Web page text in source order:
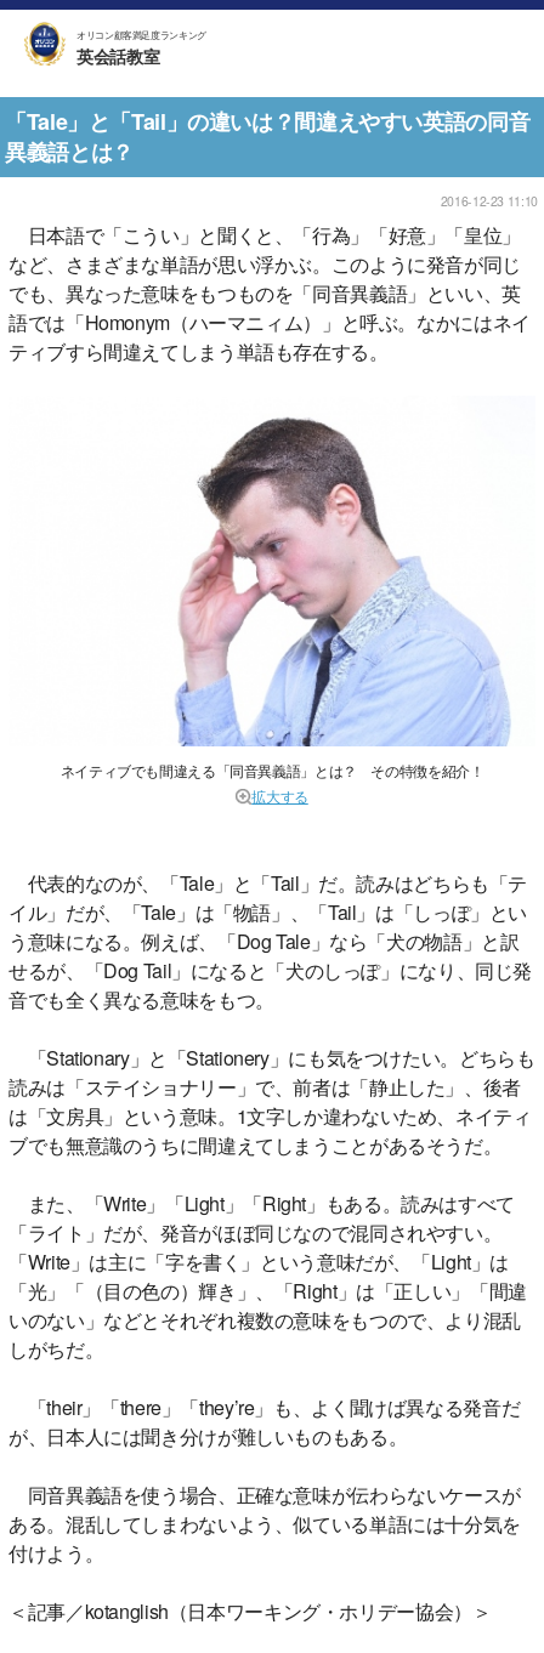
オリコン顧客満足度ランキング
英会話教室
「Tale」と「Tail」の違いは？間違えやすい英語の同音
異義語とは？
2016-12-23 11:10
日本語で「こうい」と聞くと、「行為」「好意」「皇位」
など、さまざまな単語が思い浮かぶ。このように発音が同じ
でも、異なった意味をもつものを「同音異義語」といい、英
語では「Homonym（ハーマニィム）」と呼ぶ。なかにはネイ
ティブすら間違えてしまう単語も存在する。
ネイティブでも間違える「同音異義語」とは？ その特徴を紹介！
拡大する
代表的なのが、「Tale」と「Tail」だ。読みはどちらも「テ
イル」だが、「Tale」は「物語」、「Tail」は「しっぽ」とい
う意味になる。例えば、「Dog Tale」なら「犬の物語」と訳
せるが、「Dog Tail」になると「犬のしっぽ」になり、同じ発
音でも全く異なる意味をもつ。
「Stationary」と「Stationery」にも気をつけたい。どちらも
読みは「ステイショナリー」で、前者は「静止した」、後者
は「文房具」という意味。1文字しか違わないため、ネイティ
ブでも無意識のうちに間違えてしまうことがあるそうだ。
また、「Write」「Light」「Right」もある。読みはすべて
「ライト」だが、発音がほぼ同じなので混同されやすい。
「Write」は主に「字を書く」という意味だが、「Light」は
「光」「（目の色の）輝き」、「Right」は「正しい」「間違
いのない」などとそれぞれ複数の意味をもつので、より混乱
しがちだ。
「their」「there」「they’re」も、よく聞けば異なる発音だ
が、日本人には聞き分けが難しいものもある。
同音異義語を使う場合、正確な意味が伝わらないケースが
ある。混乱してしまわないよう、似ている単語には十分気を
付けよう。
＜記事／kotanglish（日本ワーキング・ホリデー協会）＞